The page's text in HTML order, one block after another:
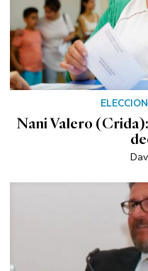
Nani Valero